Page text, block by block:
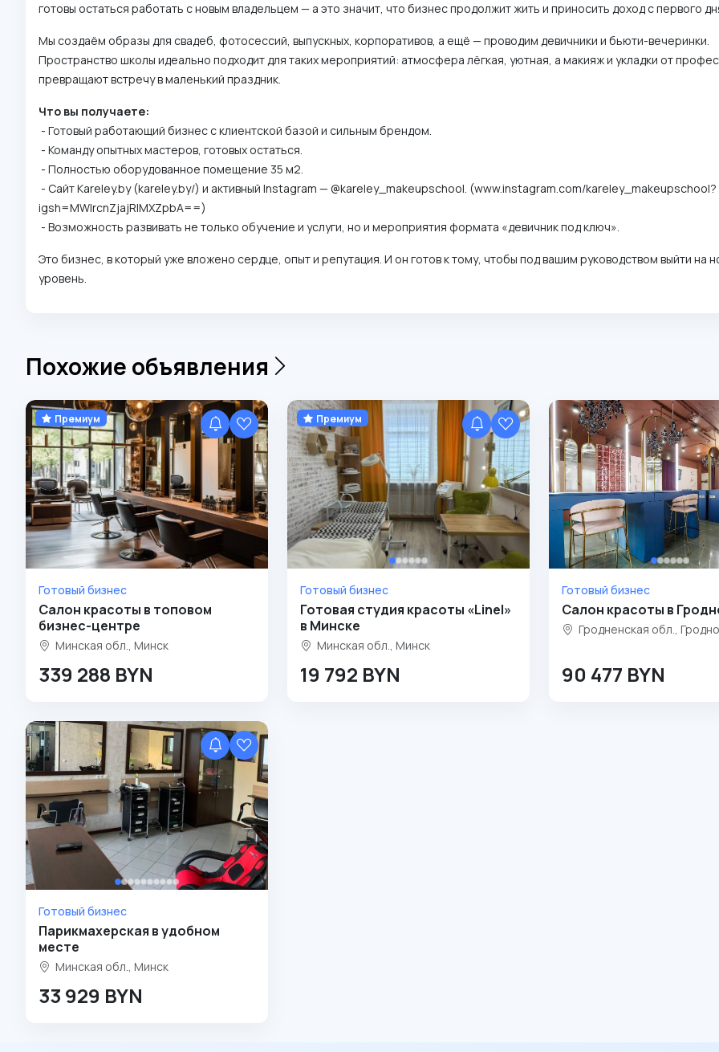
готовы остаться работать с новым владельцем — а это значит, что бизнес продолжит жить и приносить доход с первого
Мы создаём образы для свадеб, фотосессий, выпускных, корпоративов, а ещё — проводим девичники и бьюти-вечеринки.
Пространство школы идеально подходит для таких мероприятий: атмосфера лёгкая, уютная, а макияж и укладки от
превращают встречу в маленький праздник.
Что вы получаете:
- Готовый работающий бизнес с клиентской базой и сильным брендом.
- Команду опытных мастеров, готовых остаться.
- Полностью оборудованное помещение 35 м2.
- Сайт Kareley.by (kareley.by/) и активный Instagram — @kareley_makeupschool. (www.instagram.com/kareley_makeupschool?
igsh=MWlrcnZjajRlMXZpbA==)
- Возможность развивать не только обучение и услуги, но и мероприятия формата «девичник под ключ».
Это бизнес, в который уже вложено сердце, опыт и репутация. И он готов к тому, чтобы под вашим руководством выйти на
уровень.
Похожие объявления
Премиум
Готовый бизнес
Салон красоты в топовом
бизнес-центре
Минская обл., Минск
339 288 BYN
Премиум
Готовый бизнес
Готовая студия красоты «Linel»
в Минске
Минская обл., Минск
19 792 BYN
Готовый бизнес
Салон красоты в
Гродненская обл., Гродно
90 477 BYN
Готовый бизнес
Парикмахерская в удобном
месте
Минская обл., Минск
33 929 BYN